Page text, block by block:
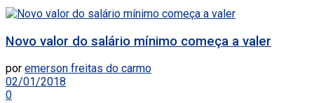
Novo valor do salário mínimo começa a valer
por emerson freitas do carmo
02/01/2018
0